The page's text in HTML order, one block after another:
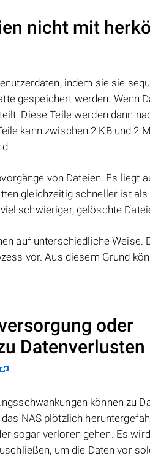
nicht mit
indem sie sie
gespeichert werden. Wenn
Diese Teile werden dann
kann zwischen 2 KB und 2
von Dateien. Es liegt
gleichzeitig schneller ist
schwieriger, gelöschte
auf unterschiedliche Weise.
vor. Aus diesem Grund
oder
Datenverlusten
können zu
NAS plötzlich
sogar verloren gehen. Es
um die Daten vor